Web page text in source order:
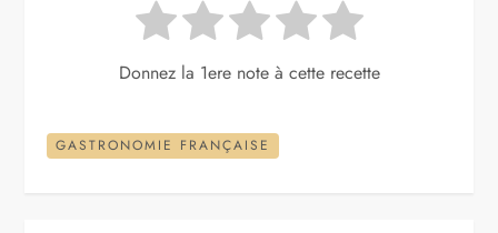
Donnez la 1ere note à cette recette
GASTRONOMIE FRANÇAISE